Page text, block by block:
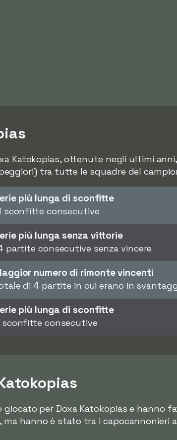
Katokopias, ottenute negli ultimi
tra tutte le squadre del
più lunga di sconfitte
sconfitte consecutive
più lunga senza vittorie
partite consecutive senza vincere
numero di rimonte vincenti
di 4 partite in cui erano in
più lunga di sconfitte
sconfitte consecutive
per Doxa Katokopias e hanno
hanno è stato tra i capocannonieri